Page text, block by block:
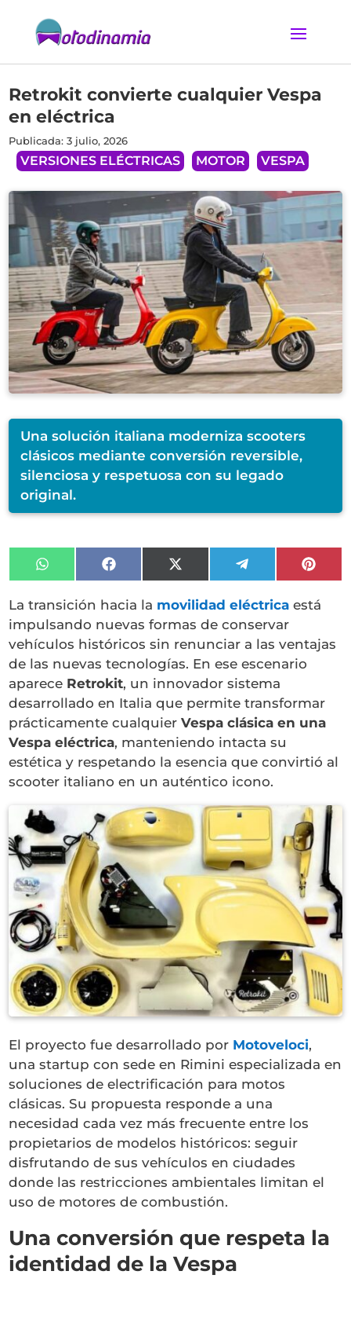
Retrokit convierte cualquier Vespa
en eléctrica
Publicada: 3 julio, 2026
VERSIONES ELÉCTRICAS MOTOR VESPA
Una solución italiana moderniza scooters
clásicos mediante conversión reversible,
silenciosa y respetuosa con su legado
original.
Compartir
en
WhatsApp
Compartir
en
Facebook
Compartir
en
(Twitter)
Compartir
en
Telegram
en
La transición hacia la movilidad eléctrica está
impulsando nuevas formas de conservar
vehículos históricos sin renunciar a las ventajas
de las nuevas tecnologías. En ese escenario
aparece Retrokit, un innovador sistema
desarrollado en Italia que permite transformar
prácticamente cualquierVespa clásica en una
Vespa eléctrica, manteniendo intacta su
estética y respetando la esencia que convirtió al
scooter italiano en un auténtico icono.
El proyecto fue desarrollado por Motoveloci,
una startup con sede en Rimini especializada en
soluciones de electrificación para motos
clásicas. Su propuesta responde a una
necesidad cada vez más frecuente entre los
propietarios de modelos históricos: seguir
disfrutando de sus vehículos en ciudades
donde las restricciones ambientales limitan el
uso de motores de combustión.
Una conversión que respeta la
identidad de la Vespa